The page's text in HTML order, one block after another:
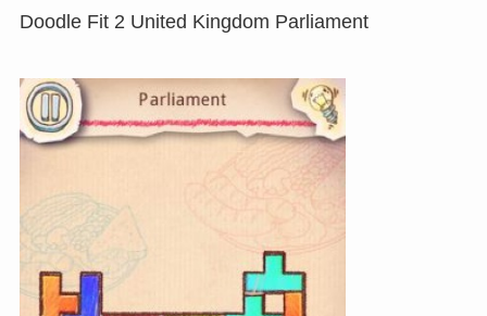
Doodle Fit 2 United Kingdom Parliament